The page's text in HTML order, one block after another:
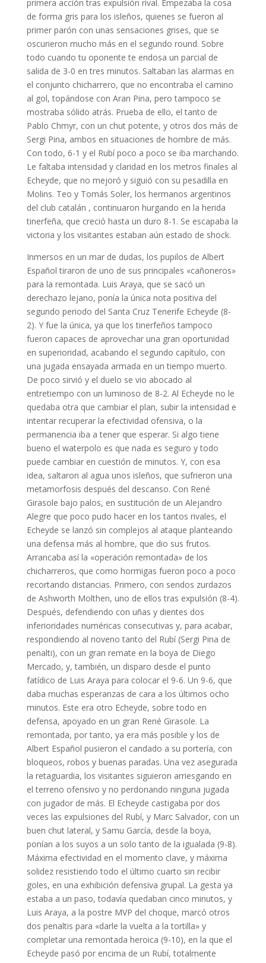
primera acción tras expulsión rival. Empezaba la cosa
de forma gris para los isleños, quienes se fueron al
primer parón con unas sensaciones grises, que se
oscurieron mucho más en el segundo round. Sobre
todo cuando tu oponente te endosa un parcial de
salida de 3-0 en tres minutos. Saltaban las alarmas en
el conjunto chicharrero, que no encontraba el camino
al gol, topándose con Aran Pina, pero tampoco se
mostraba sólido atrás. Prueba de ello, el tanto de
Pablo Chmyr, con un chut potente, y otros dos más de
Sergi Pina, ambos en situaciones de hombre de más.
Con todo, 6-1 y el Rubí poco a poco se iba marchando.
Le faltaba intensidad y claridad en los metros finales al
Echeyde, que no mejoró y siguió con su pesadilla en
Molins. Teo y Tomás Soler, los hermanos argentinos
del club catalán , continuaron hurgando en la herida
tinerfeña, que creció hasta un duro 8-1. Se escapaba la
victoria y los visitantes estaban aún estado de shock.
Inmersos en un mar de dudas, los pupilos de Albert
Español tiraron de uno de sus principales «cañoneros»
para la remontada. Luis Araya, que se sacó un
derechazo lejano, ponía la única nota positiva del
segundo periodo del Santa Cruz Tenerife Echeyde (8-
2). Y fue la única, ya que los tinerfeños tampoco
fueron capaces de aprovechar una gran oportunidad
en superioridad, acabando el segundo capítulo, con
una jugada ensayada armada en un tiempo muerto.
De poco sirvió y el duelo se vio abocado al
entretiempo con un luminoso de 8-2. Al Echeyde no le
quedaba otra que cambiar el plan, subir la intensidad e
intentar recuperar la efectividad ofensiva, o la
permanencia iba a tener que esperar. Si algo tiene
bueno el waterpolo es que nada es seguro y todo
puede cambiar en cuestión de minutos. Y, con esa
idea, saltaron al agua unos isleños, que sufrieron una
metamorfosis después del descanso. Con René
Girasole bajo palos, en sustitución de un Alejandro
Alegre que poco pudo hacer en los tantos rivales, el
Echeyde se lanzó sin complejos al ataque planteando
una defensa más al hombre, que dio sus frutos.
Arrancaba así la «operación remontada» de los
chicharreros, que como hormigas fueron poco a poco
recortando distancias. Primero, con sendos zurdazos
de Ashworth Molthen, uno de ellos tras expulsión (8-4).
Después, defendiendo con uñas y dientes dos
inferioridades numéricas consecutivas y, para acabar,
respondiendo al noveno tanto del Rubí (Sergi Pina de
penalti), con un gran remate en la boya de Diego
Mercado, y, también, un disparo desde el punto
fatídico de Luis Araya para colocar el 9-6. Un 9-6, que
daba muchas esperanzas de cara a los últimos ocho
minutos. Este era otro Echeyde, sobre todo en
defensa, apoyado en un gran René Girasole. La
remontada, por tanto, ya era más posible y los de
Albert Español pusieron el candado a su portería, con
bloqueos, robos y buenas paradas. Una vez asegurada
la retaguardia, los visitantes siguieron arriesgando en
el terreno ofensivo y no perdonando ninguna jugada
con jugador de más. El Echeyde castigaba por dos
veces las expulsiones del Rubí, y Marc Salvador, con un
buen chut lateral, y Samu García, desde la boya,
ponían a los suyos a un solo tanto de la igualada (9-8).
Máxima efectividad en el momento clave, y máxima
solidez resistiendo todo el último cuarto sin recibir
goles, en una exhibición defensiva grupal. La gesta ya
estaba a un paso, todavía quedaban cinco minutos, y
Luis Araya, a la postre MVP del choque, marcó otros
dos penaltis para «darle la vuelta a la tortilla» y
completar una remontada heroica (9-10), en la que el
Echeyde pasó por encima de un Rubí, totalmente